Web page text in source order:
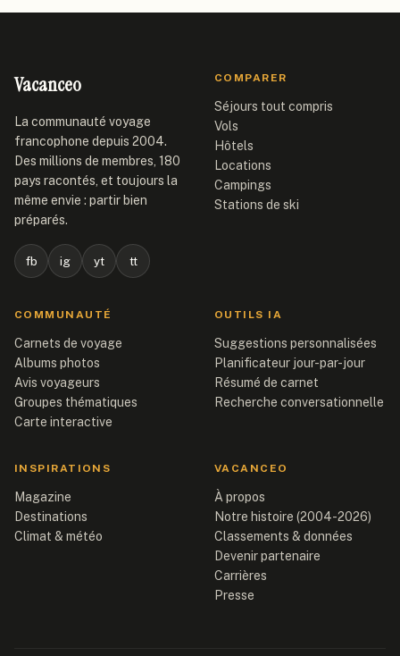
Vacanceo
La communauté voyage
francophone depuis 2004.
Des millions de membres, 180
pays racontés, et toujours la
même envie : partir bien
préparés.
fb ig yt tt
COMPARER
Séjours tout compris
Vols
Hôtels
Locations
Campings
Stations de ski
COMMUNAUTÉ
Carnets de voyage
Albums photos
Avis voyageurs
Groupes thématiques
Carte interactive
OUTILS IA
Suggestions personnalisées
Planificateur jour-par-jour
Résumé de carnet
Recherche conversationnelle
INSPIRATIONS
Magazine
Destinations
Climat & météo
VACANCEO
À propos
Notre histoire (2004-2026)
Classements & données
Devenir partenaire
Carrières
Presse